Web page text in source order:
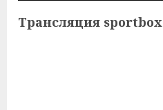
Трансляция sportbox